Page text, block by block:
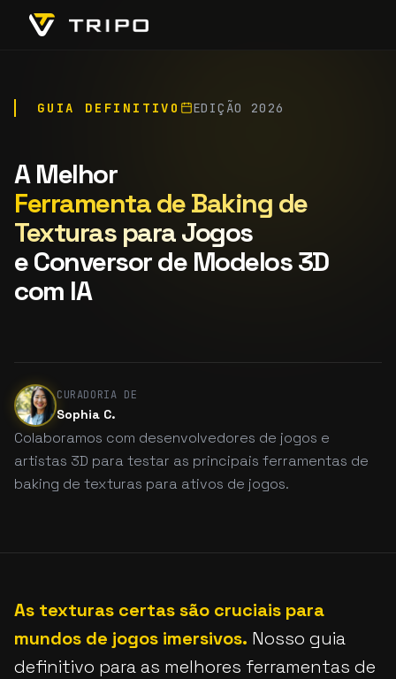
GUIA DEFINITIVO EDIÇÃO 2026
A Melhor
Ferramenta de Baking de
Texturas para Jogos
e Conversor de Modelos 3D
com IA
CURADORIA DE
Sophia C.
Colaboramos com desenvolvedores de jogos e
artistas 3D para testar as principais ferramentas de
baking de texturas para ativos de jogos.
As texturas certas são cruciais para
mundos de jogos imersivos. Nosso guia
definitivo para as melhores ferramentas de